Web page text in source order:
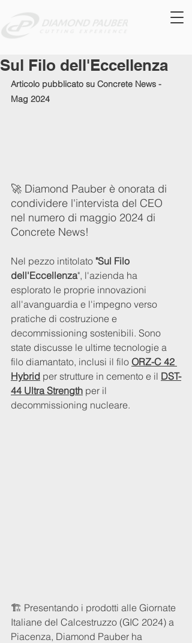
Sul Filo dell'Eccellenza
Articolo pubblicato su Concrete News -
Mag 2024
🚀 Diamond Pauber è onorata di
condividere l'intervista del CEO
nel numero di maggio 2024 di
Concrete News!
Nel pezzo intitolato "Sul Filo
dell'Eccellenza", l'azienda ha
esplorato le proprie innovazioni
all'avanguardia e l'impegno verso
pratiche di costruzione e
decommissioning sostenibili. Sono
state discusse le ultime tecnologie a
filo diamantato, inclusi il filo ORZ-C 42
Hybrid per strutture in cemento e il DST-
44 Ultra Strength per il
decommissioning nucleare.
🏗️ Presentando i prodotti alle Giornate
Italiane del Calcestruzzo (GIC 2024) a
Piacenza, Diamond Pauber ha